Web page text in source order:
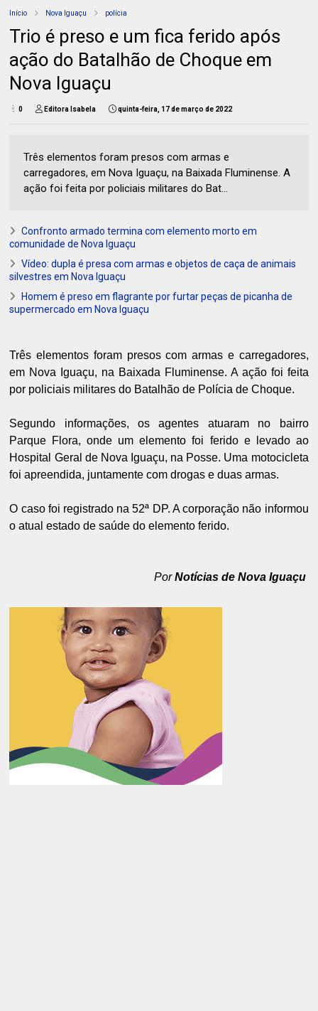
Início Nova Iguaçu polícia
Trio é preso e um fica ferido após
ação do Batalhão de Choque em
Nova Iguaçu
0 Editora Isabela quinta-feira, 17 de março de 2022
Três elementos foram presos com armas e
carregadores, em Nova Iguaçu, na Baixada Fluminense. A
ação foi feita por policiais militares do Bat...
Confronto armado termina com elemento morto em
comunidade de Nova Iguaçu
Vídeo: dupla é presa com armas e objetos de caça de animais
silvestres em Nova Iguaçu
Homem é preso em flagrante por furtar peças de picanha de
supermercado em Nova Iguaçu
Três elementos foram presos com armas e carregadores,
em Nova Iguaçu, na Baixada Fluminense. A ação foi feita
por policiais militares do Batalhão de Polícia de Choque.
Segundo informações, os agentes atuaram no bairro
Parque Flora, onde um elemento foi ferido e levado ao
Hospital Geral de Nova Iguaçu, na Posse. Uma motocicleta
foi apreendida, juntamente com drogas e duas armas.
O caso foi registrado na 52ª DP. A corporação não informou
o atual estado de saúde do elemento ferido.
PorNotícias de Nova Iguaçu